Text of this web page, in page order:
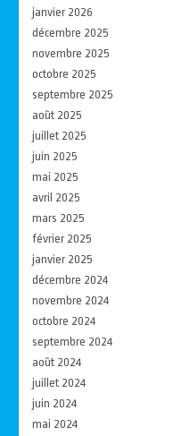
janvier 2026
décembre 2025
novembre 2025
octobre 2025
septembre 2025
août 2025
juillet 2025
juin 2025
mai 2025
avril 2025
mars 2025
février 2025
janvier 2025
décembre 2024
novembre 2024
octobre 2024
septembre 2024
août 2024
juillet 2024
juin 2024
mai 2024